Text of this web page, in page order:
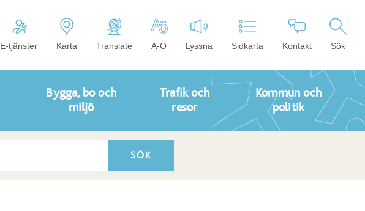
E-tjänster Karta Translate A-Ö Lyssna Sidkarta Kontakt Sök
Bygga, bo och
miljö
Trafik och
resor
Kommun och
politik